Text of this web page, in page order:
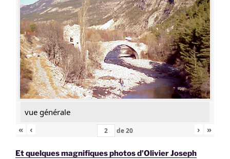
vue générale
«
‹ de20 › »
Et quelques magnifiques photos d’Olivier Joseph